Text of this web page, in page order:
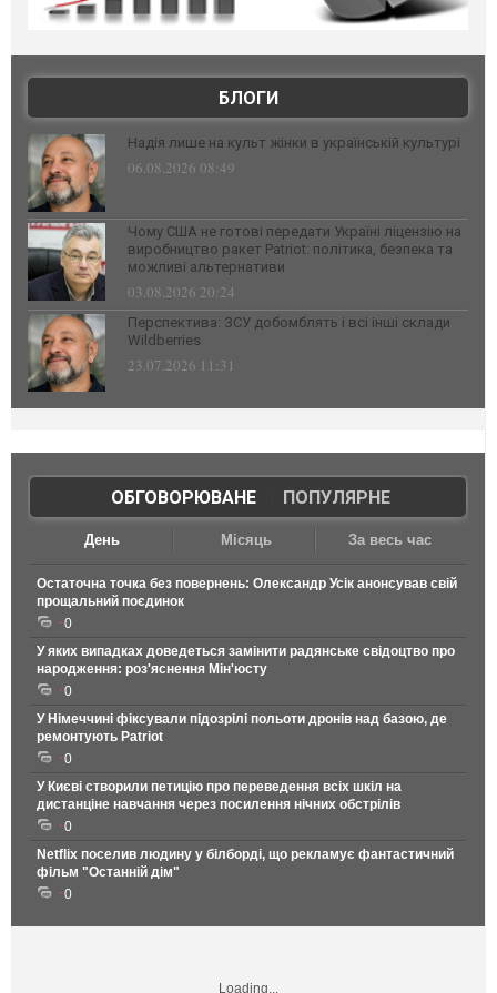
БЛОГИ
Надія лише на культ жінки в українській культурі
06.08.2026 08:49
Чому США не готові передати Україні ліцензію на
виробництво ракет Patriot: політика, безпека та
можливі альтернативи
03.08.2026 20:24
Перспектива: ЗСУ добомблять і всі інші склади
Wildberries
23.07.2026 11:31
ОБГОВОРЮВАНЕ| ПОПУЛЯРНЕ
День Місяць За весь час
Остаточна точка без повернень: Олександр Усік анонсував свій
прощальний поєдинок
0
У яких випадках доведеться замінити радянське свідоцтво про
народження: роз'яснення Мін'юсту
0
У Німеччині фіксували підозрілі польоти дронів над базою, де
ремонтують Patriot
0
У Києві створили петицію про переведення всіх шкіл на
дистанціне навчання через посилення нічних обстрілів
0
Netflix поселив людину у білборді, що рекламує фантастичний
фільм "Останній дім"
0
Loading...